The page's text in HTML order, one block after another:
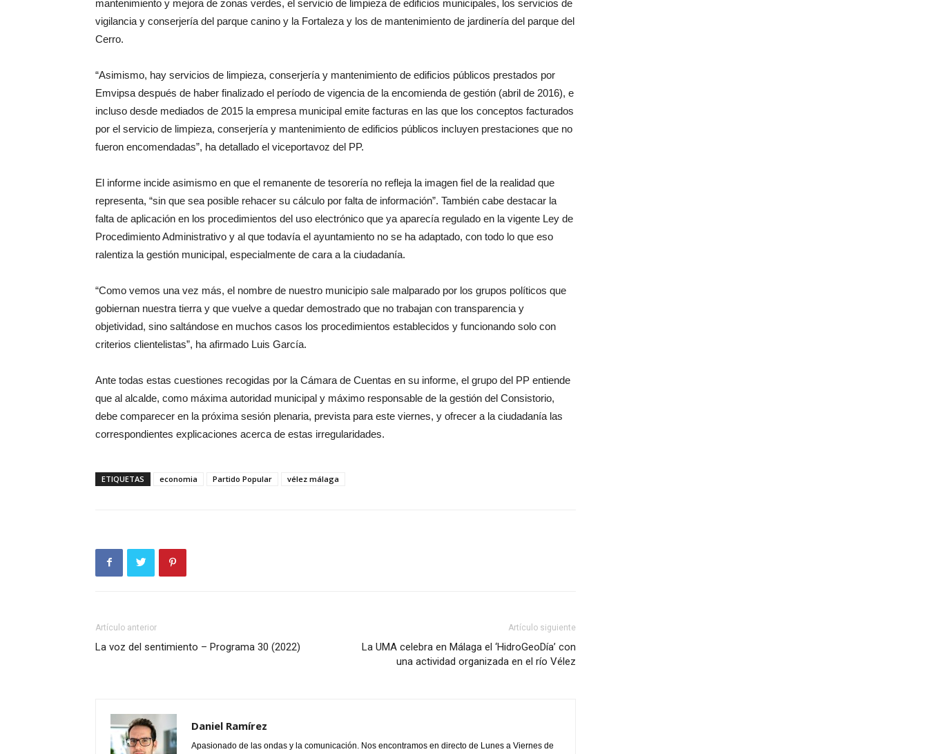
mantenimiento y mejora de zonas verdes, el servicio de limpieza de edificios municipales, los servicios de
vigilancia y conserjería del parque canino y la Fortaleza y los de mantenimiento de jardinería del parque del
Cerro.
“Asimismo, hay servicios de limpieza, conserjería y mantenimiento de edificios públicos prestados por
Emvipsa después de haber finalizado el período de vigencia de la encomienda de gestión (abril de 2016), e
incluso desde mediados de 2015 la empresa municipal emite facturas en las que los conceptos facturados
por el servicio de limpieza, conserjería y mantenimiento de edificios públicos incluyen prestaciones que no
fueron encomendadas”, ha detallado el viceportavoz del PP.
El informe incide asimismo en que el remanente de tesorería no refleja la imagen fiel de la realidad que
representa, “sin que sea posible rehacer su cálculo por falta de información”. También cabe destacar la
falta de aplicación en los procedimientos del uso electrónico que ya aparecía regulado en la vigente Ley de
Procedimiento Administrativo y al que todavía el ayuntamiento no se ha adaptado, con todo lo que eso
ralentiza la gestión municipal, especialmente de cara a la ciudadanía.
“Como vemos una vez más, el nombre de nuestro municipio sale malparado por los grupos políticos que
gobiernan nuestra tierra y que vuelve a quedar demostrado que no trabajan con transparencia y
objetividad, sino saltándose en muchos casos los procedimientos establecidos y funcionando solo con
criterios clientelistas”, ha afirmado Luis García.
Ante todas estas cuestiones recogidas por la Cámara de Cuentas en su informe, el grupo del PP entiende
que al alcalde, como máxima autoridad municipal y máximo responsable de la gestión del Consistorio,
debe comparecer en la próxima sesión plenaria, prevista para este viernes, y ofrecer a la ciudadanía las
correspondientes explicaciones acerca de estas irregularidades.
ETIQUETAS economia Partido Popular vélez málaga
Artículo anterior
La voz del sentimiento – Programa 30 (2022)
Artículo siguiente
La UMA celebra en Málaga el ‘HidroGeoDía’ con
una actividad organizada en el río Vélez
Daniel Ramírez
Apasionado de las ondas y la comunicación. Nos encontramos en directo de Lunes a Viernes de